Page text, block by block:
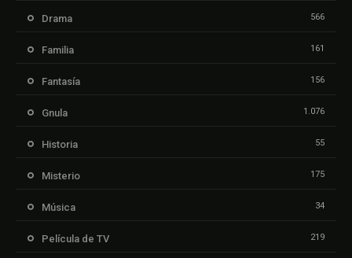
Drama 566
Familia 161
Fantasía 156
Gnula 1.076
Historia 55
Misterio 175
Música 34
Película de TV 219